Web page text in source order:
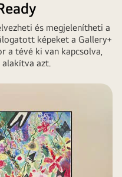
és megjelenítheti a
képeket a Gallery+
a tévé ki van kapcsolva,
azt.